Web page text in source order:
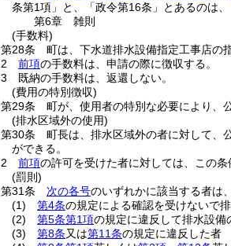
条第1項」と、「政令第16条」とあるのは
第6章
雑則
(手数料)
第28条
町は、下水道排水設備指定工事店の
2
前項の手数料は、申請の際に徴収する。
3
既納の手数料は、返還しない。
(費用の特別徴収)
第29条
町が、使用者の特別な必要により、
(排水区域外の使用)
第30条
町長は、排水区域外の者に対して、
ができる。
2
前項の許可を受けた者に対しては、この条
(罰則)
第31条
次の各号のいずれかに該当する者は
(1)
第4条の規定による確認を受けないで
(2)
第5条第1項の規定に違反して排水設
(3)
第8条又は第11条の規定に違反した者